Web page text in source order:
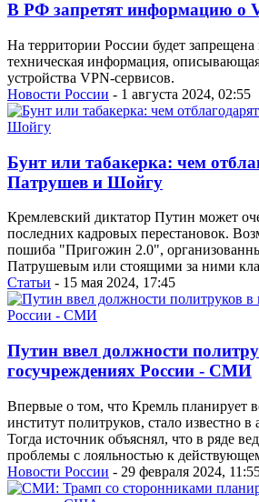
В РФ запретят информацию о
На территории России будет
техническая информация,
устройства VPN-сервисов.
Новости России - 1 августа 2024, 02:55
Бунт или табакерка: чем
Патрушев и Шойгу
Кремлевский диктатор Путин может
последних кадровых перестановок.
пошиба "Пригожин 2.0",
Патрушевым или стоящими за ними
Статьи - 15 мая 2024, 17:45
Путин ввел должности
госучреждениях России - СМИ
Впервые о том, что Кремль планирует
институт политруков, стало известно в
Тогда источник объяснял, что в ряде
проблемы с лояльностью к
Новости России - 29 февраля 2024,